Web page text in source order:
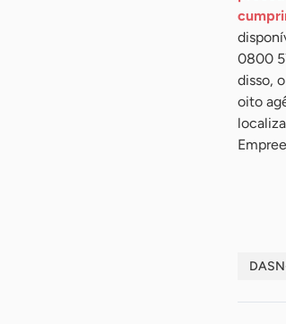
0800
disso,
oito